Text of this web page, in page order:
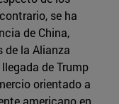
se ha
de China,
de la Alianza
de Trump
orientado a